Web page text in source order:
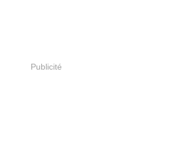
Publicité